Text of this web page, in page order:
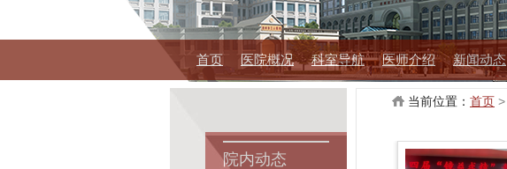
首页 医院概况 科室导航 医师介绍 新闻动态
院内动态
当前位置： 首页 >